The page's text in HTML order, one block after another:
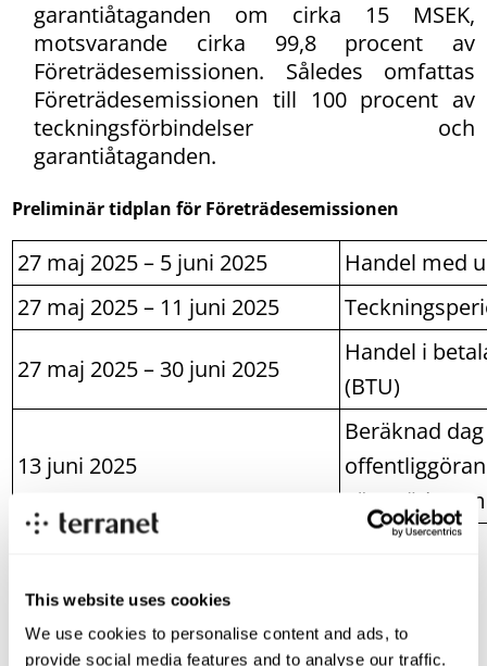
This website uses cookies
We use cookies to personalise content and ads, to
provide social media features and to analyse our traffic.
garantiåtaganden om cirka 15 MSEK,
motsvarande cirka 99,8 procent av
Företrädesemissionen. Således omfattas
Företrädesemissionen till 100 procent av
teckningsförbindelser och
garantiåtaganden.
Preliminär tidplan för Företrädesemissionen
27 maj 2025 – 5 juni 2025
Handel med
27 maj 2025 – 11 juni 2025
27 maj 2025 – 30 juni 2025
Handel i
(BTU)
13 juni 2025
Beräknad
Rådgivare
Terranet i samband med Företrädesemissionen.
till Bolaget i samband med Företrädesemissionen.